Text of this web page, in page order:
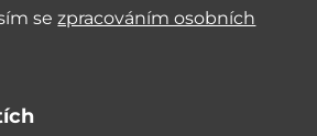
sezpracováním osobních